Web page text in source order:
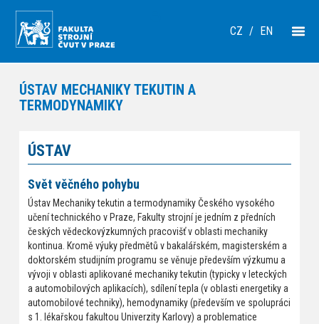
CZ / EN
ÚSTAV MECHANIKY TEKUTIN A
TERMODYNAMIKY
ÚSTAV
Svět věčného pohybu
Ústav Mechaniky tekutin a termodynamiky Českého vysokého
učení technického v Praze, Fakulty strojní je jedním z předních
českých vědeckovýzkumných pracovišť v oblasti mechaniky
kontinua. Kromě výuky předmětů v bakalářském, magisterském a
doktorském studijním programu se věnuje především výzkumu a
vývoji v oblasti aplikované mechaniky tekutin (typicky v leteckých
a automobilových aplikacích), sdílení tepla (v oblasti energetiky a
automobilové techniky), hemodynamiky (především ve spolupráci
s 1. lékařskou fakultou Univerzity Karlovy) a problematice